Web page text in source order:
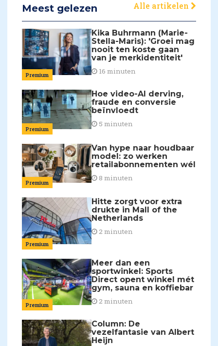
Meest gelezen Alle artikelen
Premium
Kika Buhrmann (Marie-
Stella-Maris): 'Groei mag
nooit ten koste gaan
van je merkidentiteit'
16 minuten
Premium
Hoe video-AI derving,
fraude en conversie
beïnvloedt
5 minuten
Premium
Van hype naar houdbaar
model: zo werken
retailabonnementen wél
8 minuten
Premium
Hitte zorgt voor extra
drukte in Mall of the
Netherlands
2 minuten
Premium
Meer dan een
sportwinkel: Sports
Direct opent winkel mét
gym, sauna en koffiebar
2 minuten
Column: De
vezelfantasie van Albert
Heijn